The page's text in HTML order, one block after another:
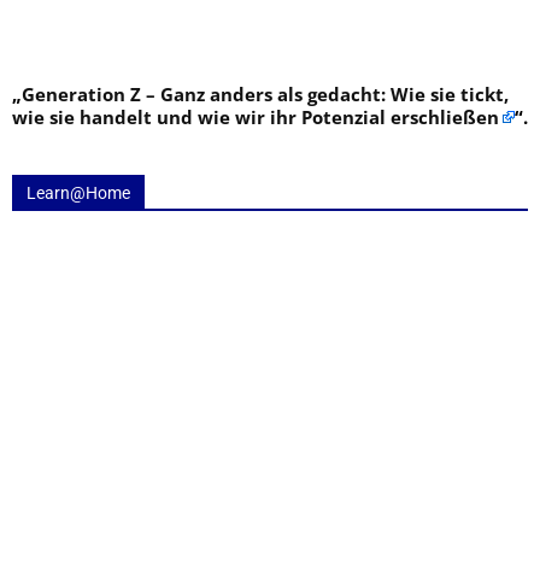
„Generation Z – Ganz anders als gedacht: Wie sie tickt,
wie sie handelt und wie wir ihr Potenzial erschließen
“.
Learn@Home